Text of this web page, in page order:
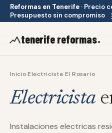
Reformas en Tenerife · Precio
Presupuesto sin compromiso
tenerife reformas.
Inicio·Electricista El Rosario
Electricista
Instalaciones electricas